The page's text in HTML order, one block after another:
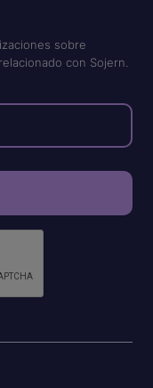
sobre
con Sojern.